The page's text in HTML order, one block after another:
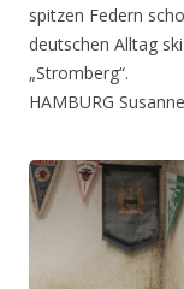
spitzen Federn
deutschen Alltag
„Stromberg“.
HAMBURG